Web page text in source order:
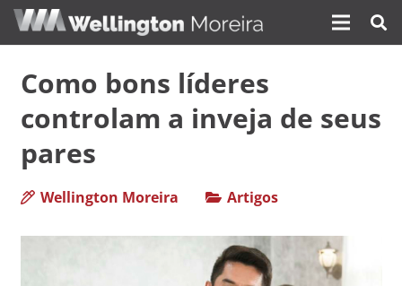
Como bons líderes
controlam a inveja de seus
pares
Wellington Moreira Artigos